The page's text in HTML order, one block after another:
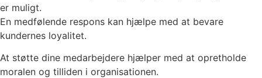
er muligt.
En medfølende respons kan hjælpe med at bevare
kundernes loyalitet.
At støtte dine medarbejdere hjælper med at opretholde
moralen og tilliden i organisationen.